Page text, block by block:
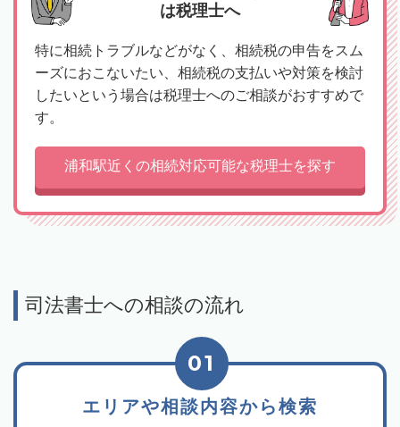
は税理士へ
特に相続トラブルなどがなく、相続税の申告をスム
ーズにおこないたい、相続税の支払いや対策を検討
したいという場合は税理士へのご相談がおすすめで
す。
浦和駅近くの相続対応可能な税理士を探す
司法書士への相談の流れ
エリアや相談内容から検索
01